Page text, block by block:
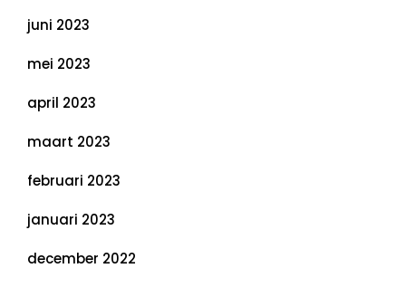
juni 2023
mei 2023
april 2023
maart 2023
februari 2023
januari 2023
december 2022